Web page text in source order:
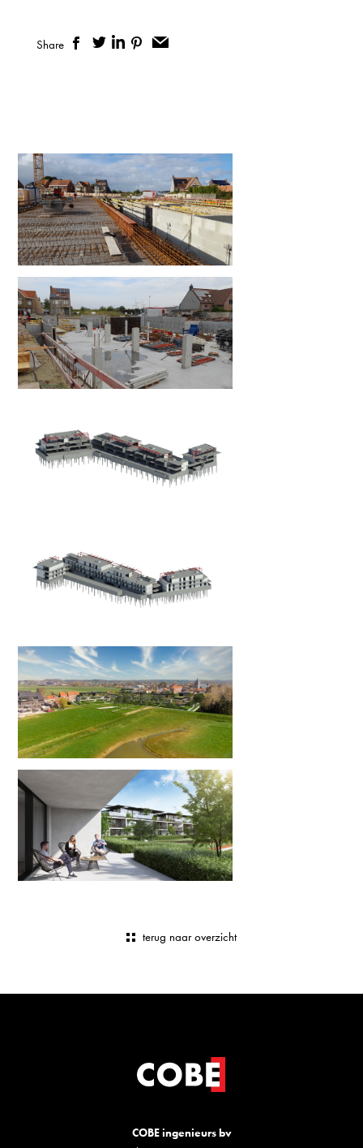
Share
terug naar overzicht
COBE ingenieurs bv